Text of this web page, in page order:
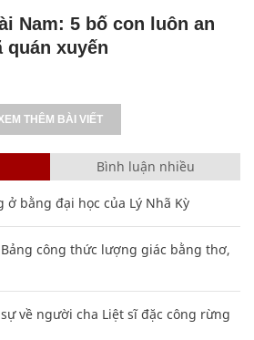
Nam: 5 bố con luôn an
quán xuyến
THÊM BÀI VIẾT
Bình luận nhiều
bằng đại học của Lý Nhã Kỳ
công thức lượng giác bằng thơ,
về người cha Liệt sĩ đặc công rừng